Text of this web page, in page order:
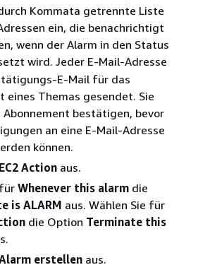
Kommata getrennte Liste
ein, die benachrichtigt
wenn der Alarm in den Status
wird. Jeder E-Mail-Adresse
E-Mail für das
eines Themas gesendet. Sie
Abonnement bestätigen, bevor
an eine E-Mail-Adresse
können.
EC2 Action aus.
Whenever this alarm die
is ALARM aus. Wählen Sie für
die Option Terminate this
erstellen aus.